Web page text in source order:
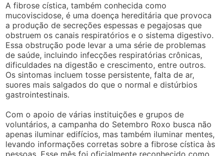
A fibrose cística, também conhecida como
mucoviscidose, é uma doença hereditária que provoca
a produção de secreções espessas e pegajosas que
obstruem os canais respiratórios e o sistema digestivo.
Essa obstrução pode levar a uma série de problemas
de saúde, incluindo infecções respiratórias crônicas,
dificuldades na digestão e crescimento, entre outros.
Os sintomas incluem tosse persistente, falta de ar,
suores mais salgados do que o normal e distúrbios
gastrointestinais.
Com o apoio de várias instituições e grupos de
voluntários, a campanha do Setembro Roxo busca não
apenas iluminar edifícios, mas também iluminar mentes,
levando informações corretas sobre a fibrose cística às